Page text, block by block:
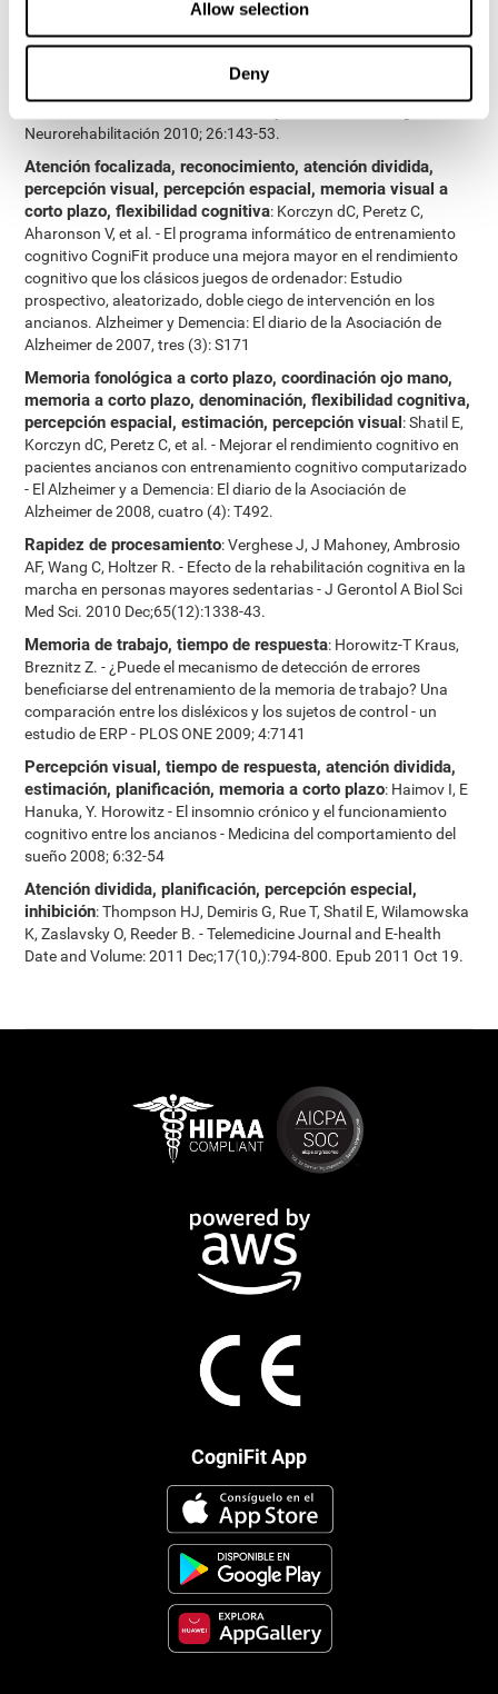
Allow selection
Deny
Neuroepidemiología 2011; 36:91-9.
Memoria a corto plazo, memoria visual, memoria de trabajo:
Shatil E, A Metzer, Horvitz O, Miller R. - Basado en el
entrenamiento personalizado cognitivo en el hogar de pacientes
Neurorehabilitación 2010; 26:143-53.
Atención focalizada, reconocimiento, atención dividida,
percepción visual, percepción espacial, memoria visual a
corto plazo, flexibilidad cognitiva: Korczyn dC, Peretz C,
Aharonson V, et al. - El programa informático de entrenamiento
cognitivo CogniFit produce una mejora mayor en el rendimiento
cognitivo que los clásicos juegos de ordenador: Estudio
prospectivo, aleatorizado, doble ciego de intervención en los
ancianos. Alzheimer y Demencia: El diario de la Asociación de
Alzheimer de 2007, tres (3): S171
Memoria fonológica a corto plazo, coordinación ojo mano,
memoria a corto plazo, denominación, flexibilidad cognitiva,
percepción espacial, estimación, percepción visual: Shatil E,
Korczyn dC, Peretz C, et al. - Mejorar el rendimiento cognitivo en
pacientes ancianos con entrenamiento cognitivo computarizado
- El Alzheimer y a Demencia: El diario de la Asociación de
Alzheimer de 2008, cuatro (4): T492.
Rapidez de procesamiento: Verghese J, J Mahoney, Ambrosio
AF, Wang C, Holtzer R. - Efecto de la rehabilitación cognitiva en la
marcha en personas mayores sedentarias - J Gerontol A Biol Sci
Med Sci. 2010 Dec;65(12):1338-43.
Memoria de trabajo, tiempo de respuesta: Horowitz-T Kraus,
Breznitz Z. - ¿Puede el mecanismo de detección de errores
beneficiarse del entrenamiento de la memoria de trabajo? Una
comparación entre los disléxicos y los sujetos de control - un
estudio de ERP - PLOS ONE 2009; 4:7141
Percepción visual, tiempo de respuesta, atención dividida,
estimación, planificación, memoria a corto plazo: Haimov I, E
Hanuka, Y. Horowitz - El insomnio crónico y el funcionamiento
cognitivo entre los ancianos - Medicina del comportamiento del
sueño 2008; 6:32-54
Atención dividida, planificación, percepción especial,
inhibición: Thompson HJ, Demiris G, Rue T, Shatil E, Wilamowska
K, Zaslavsky O, Reeder B. - Telemedicine Journal and E-health
Date and Volume: 2011 Dec;17(10,):794-800. Epub 2011 Oct 19.
CogniFit App